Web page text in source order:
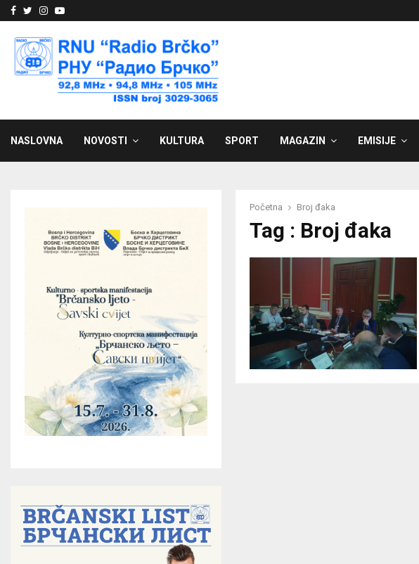
Facebook
Twitter
Instagram
Youtube
NASLOVNA NOVOSTI KULTURA SPORT MAGAZIN EMISIJE
Početna Broj đaka
Tag : Broj đaka